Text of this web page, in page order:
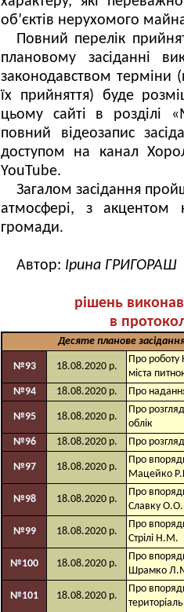
об’єктів нерухомого
Повний перелік
плановому засіданні
законодавством терміни
їх прийняття) буде
цьому сайті в розділі
повний відеозапис
доступом на канал
YouTube.
Загалом засідання
атмосфері, з
громади.
Автор: Ірина ГРИГОРАШ
рішень
в
Десяте планове
№93 18.08.2020 р.
Про роботу
міста
№94
18.08.2020 р. Про
№95 18.08.2020 р.
Про
облік
№96
18.08.2020 р. Про
№97 18.08.2020 р.
Про
Мацейко
№98 18.08.2020 р.
Про
Славку
№99 18.08.2020 р.
Про
Стрілі Н.М.
№100 18.08.2020 р.
Про
Шрамко
№101 18.08.2020 р.
Про